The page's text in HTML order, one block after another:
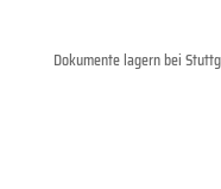
Dokumente lagern bei